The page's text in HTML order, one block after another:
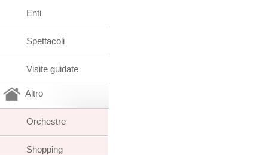
Enti
Spettacoli
Visite guidate
Altro
Orchestre
Shopping